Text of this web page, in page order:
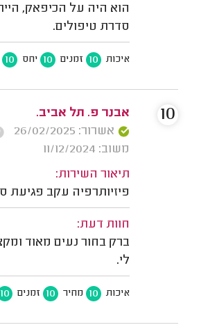
הוא היה על הכיפאק,
סדרת טיפולים.
איכות 10 זמנים 10 יחס 10
אבנר פ. תל אביב.
אשרור: 26/02/2025
משוב: 11/12/2024
תיאור השירות:
פיזיותרפיה עקב פגיעת
חוות דעת:
ברק בחור נעים מאוד
לי.
איכות 10 מחיר 10 זמנים 10
10